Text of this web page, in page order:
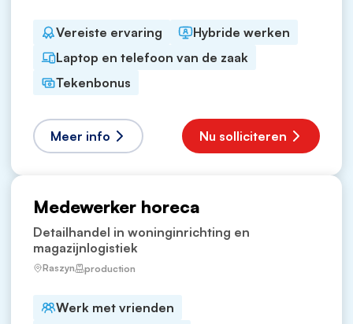
Vereiste ervaring
Hybride werken
Laptop en telefoon van de zaak
Tekenbonus
Meer info Nu solliciteren
Medewerker horeca
Detailhandel in woninginrichting en
magazijnlogistiek
Raszyn production
Werk met vrienden